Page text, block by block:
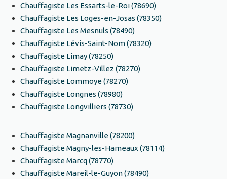
Chauffagiste Les Essarts-le-Roi (78690)
Chauffagiste Les Loges-en-Josas (78350)
Chauffagiste Les Mesnuls (78490)
Chauffagiste Lévis-Saint-Nom (78320)
Chauffagiste Limay (78250)
Chauffagiste Limetz-Villez (78270)
Chauffagiste Lommoye (78270)
Chauffagiste Longnes (78980)
Chauffagiste Longvilliers (78730)
Chauffagiste Magnanville (78200)
Chauffagiste Magny-les-Hameaux (78114)
Chauffagiste Marcq (78770)
Chauffagiste Mareil-le-Guyon (78490)